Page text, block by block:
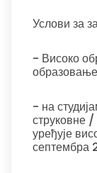
Услови за
- Високо
- на
струковне /
уређује
септембра